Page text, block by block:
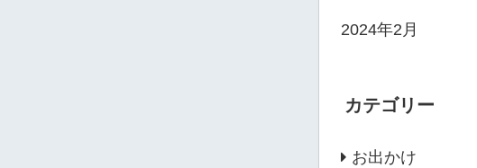
2024年2月
カテゴリー
お出かけ